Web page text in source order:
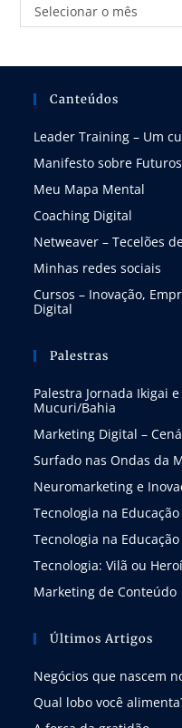
Selecionar o mês
Canteúdos
Leader Training – Um
Manifesto sobre
Meu Mapa Mental
Coaching Digital
Netweaver – Tecelões
Minhas redes sociais
Cursos – Inovação,
Digital
Palestras
Palestra Jornada Ikigai
Mucuri/Bahia
Marketing Digital –
Surfado nas Ondas da
Neuromarketing e
Tecnologia na
Tecnologia na
Tecnologia: Vilã ou
Marketing de Conteúdo
Últimos Artigos
Negócios que nascem
Qual lobo você